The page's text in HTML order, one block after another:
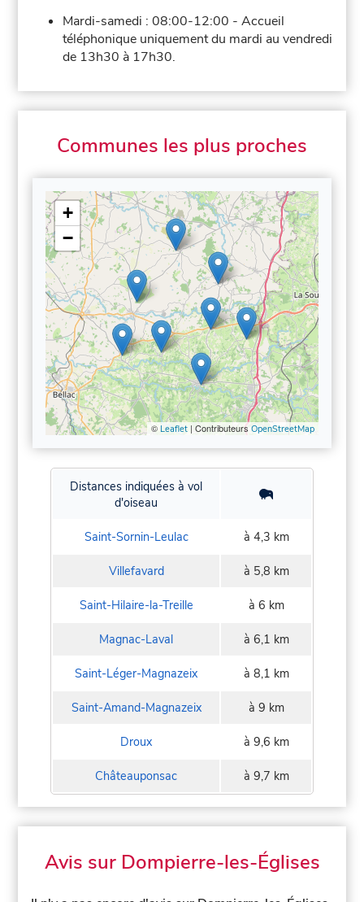
Mardi-samedi :08:00-12:00 -Accueil
téléphonique uniquement du mardi au vendredi
de 13h30 à 17h30.
Communes les plus proches
+
−
© Leaflet| Contributeurs OpenStreetMap
Distances indiquées à vol
d'oiseau
Saint-Sornin-Leulac à 4,3 km
Villefavard à 5,8 km
Saint-Hilaire-la-Treille à 6 km
Magnac-Laval à 6,1 km
Saint-Léger-Magnazeix à 8,1 km
Saint-Amand-Magnazeix à 9 km
Droux à 9,6 km
Châteauponsac à 9,7 km
Avis sur Dompierre-les-Églises